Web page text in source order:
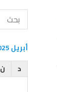
r
f
أبريل 2025
د
ن